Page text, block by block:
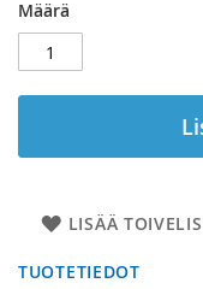
Määrä
LISÄÄ
TUOTETIEDOT